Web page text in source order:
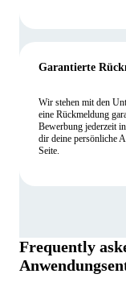
Garantierte
Wir stehen mit den
eine Rückmeldung
Bewerbung jederzeit
dir deine persönliche
Seite.
Frequently